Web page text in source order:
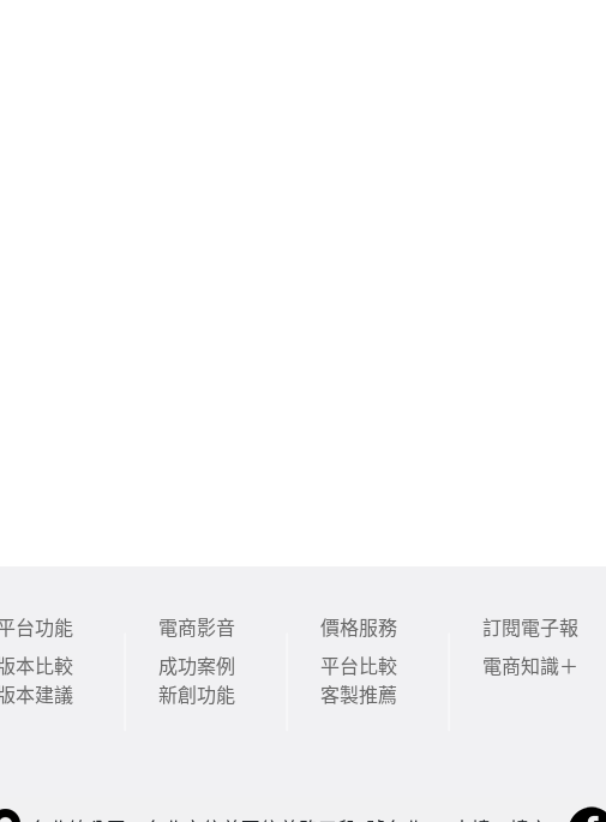
台功能
本比較
本建議
電商影音
成功案例
新創功能
價格服務
平台比較
客製推薦
訂閱電子報
電商知識＋